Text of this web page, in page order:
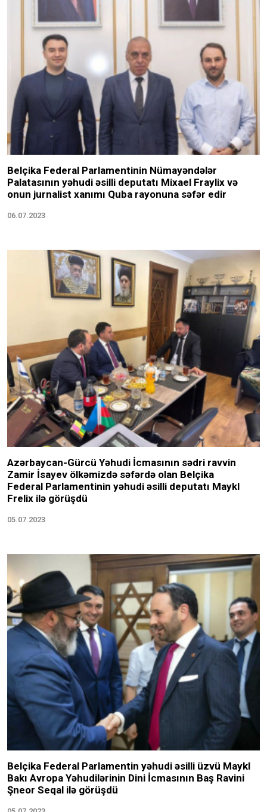
Belçika Federal Parlamentinin Nümayəndələr
Palatasının yəhudi əsilli deputatı Mixael Fraylix və
onun jurnalist xanımı Quba rayonuna səfər edir
06.07.2023
Azərbaycan-Gürcü Yəhudi İcmasının sədri ravvin
Zamir İsayev ölkəmizdə səfərdə olan Belçika
Federal Parlamentinin yəhudi əsilli deputatı Maykl
Frelix ilə görüşdü
05.07.2023
Belçika Federal Parlamentin yəhudi əsilli üzvü Maykl
Bakı Avropa Yəhudilərinin Dini İcmasının Baş Ravini
Şneor Seqal ilə görüşdü